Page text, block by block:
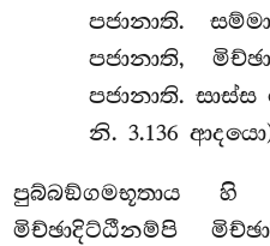
පජානාති.
පජානාති,
පජානාති.
නි. 3.136
පුබ්බඞ්ගමභූතාය හි
මිච්ඡාදිට්ඨීනම්පි